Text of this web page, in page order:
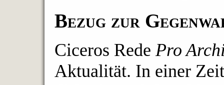
Bezug zur
Ciceros RedePro
Aktualität. In einer